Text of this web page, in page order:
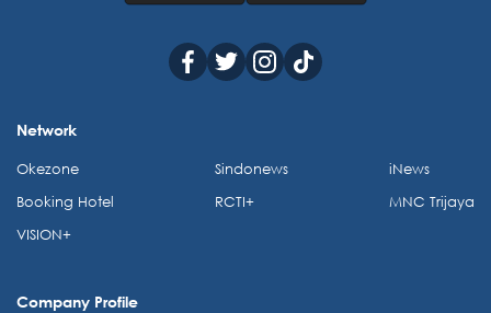
Network
Okezone
Booking Hotel
VISION+
Sindonews
RCTI+
iNews
MNC Trijaya
Company Profile